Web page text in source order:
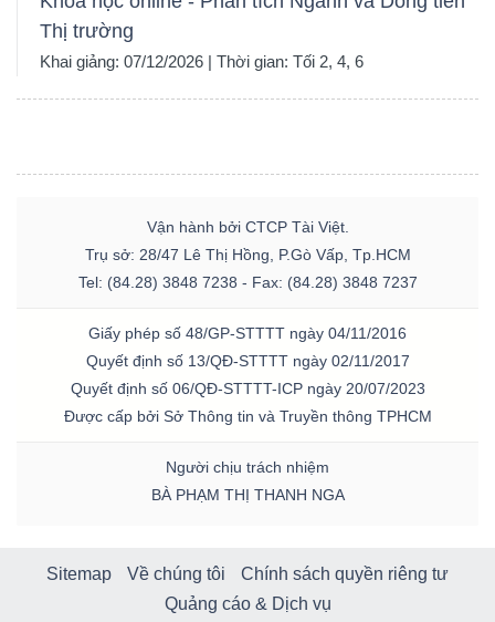
Thị trường
Khai giảng: 07/12/2026 | Thời gian: Tối 2, 4, 6
Vận hành bởi CTCP Tài Việt.
Trụ sở: 28/47 Lê Thị Hồng, P.Gò Vấp, Tp.HCM
Tel: (84.28) 3848 7238 - Fax: (84.28) 3848 7237
Giấy phép số 48/GP-STTTT ngày 04/11/2016
Quyết định số 13/QĐ-STTTT ngày 02/11/2017
Quyết định số 06/QĐ-STTTT-ICP ngày 20/07/2023
Được cấp bởi Sở Thông tin và Truyền thông TPHCM
Người chịu trách nhiệm
BÀ PHẠM THỊ THANH NGA
Sitemap Về chúng tôi
Chính sách quyền riêng tư
Quảng cáo & Dịch vụ